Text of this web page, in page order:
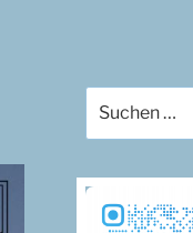
nach: